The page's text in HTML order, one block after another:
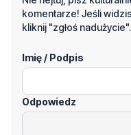
komentarze! Jeśli
kliknij "zgłoś nadużycie".
Imię / Podpis
Odpowiedz